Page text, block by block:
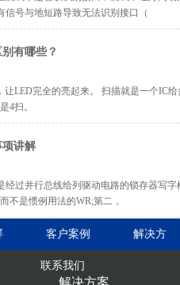
号与地短路导致无法识别接口（
有哪些？
LED完全的亮起来。 扫描就是一个IC
4扫。
讲解
经过并行总线给列驱动电路的锁存器写
不是惯例用法的WR;第二，
客户案例 解决方
联系我们
解决方案